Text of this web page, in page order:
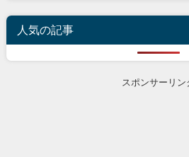
人気の記事
スポンサーリン